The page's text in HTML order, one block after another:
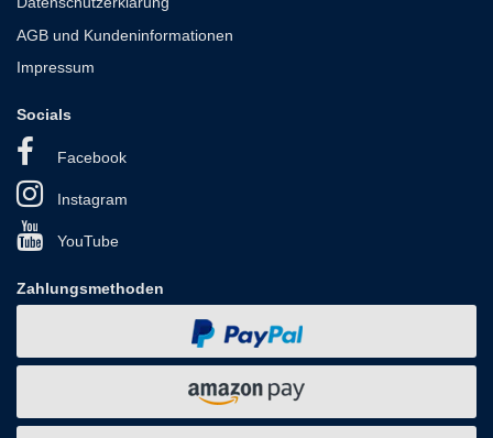
AGB und Kundeninformationen
Impressum
Socials
Facebook
Instagram
YouTube
Zahlungsmethoden